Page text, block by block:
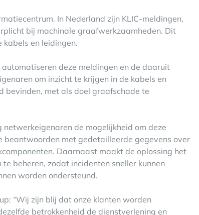
In Nederland zijn KLIC-meldingen,
bij machinale graafwerkzaamheden. Dit
en leidingen.
deze meldingen en de daaruit
om inzicht te krijgen in de kabels en
bevinden, met als doel graafschade te
de mogelijkheid om deze
met gedetailleerde gegevens over
Daarnaast maakt de oplossing het
beheren, zodat incidenten sneller kunnen
worden ondersteund.
“Wij zijn blij dat onze klanten worden
betrokkenheid de dienstverlening en